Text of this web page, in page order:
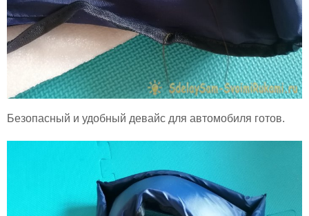
Безопасный и удобный девайс для автомобиля готов.